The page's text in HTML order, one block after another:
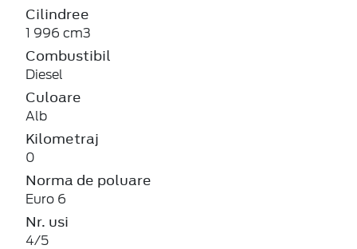
Cilindree
1 996 cm3
Combustibil
Diesel
Culoare
Alb
Kilometraj
0
Norma de poluare
Euro 6
Nr. usi
4/5